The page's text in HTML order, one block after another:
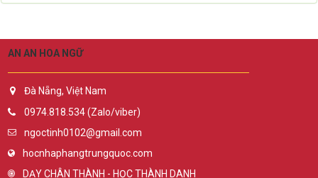
AN AN HOA NGỮ
Đà Nẵng, Việt Nam
0974.818.534 (Zalo/viber)
ngoctinh0102@gmail.com
hocnhaphangtrungquoc.com
DẠY CHÂN THÀNH - HỌC THÀNH DANH